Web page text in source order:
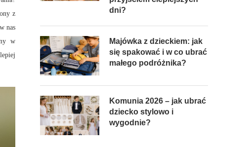
z
nas
w
dni?
Majówka z dzieckiem: jak
się spakować i w co ubrać
małego podróżnika?
Komunia 2026 – jak ubrać
dziecko stylowo i
wygodnie?